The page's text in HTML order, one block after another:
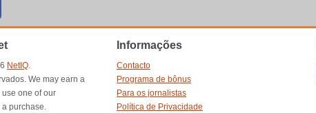
NetIQ.
We may earn a
one of our
purchase.
Informações
Contacto
Programa de bônus
Para os jornalistas
Política de Privacidade